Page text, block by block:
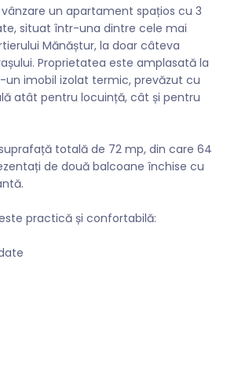
un apartament spațios cu 3
situat într-una dintre cele mai
Mănăștur, la doar câteva
Proprietatea este amplasată la
imobil izolat termic, prevăzut cu
atât pentru locuință, cât și pentru
totală de 72 mp, din care 64
de două balcoane închise cu
practică și confortabilă: